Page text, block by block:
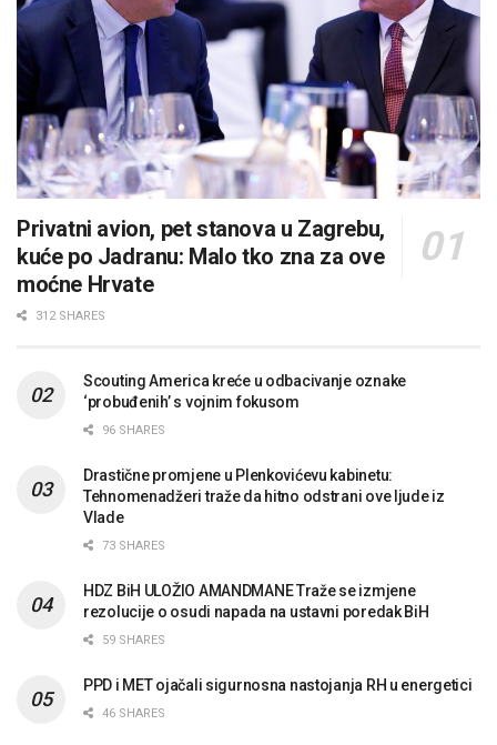
Privatni avion, pet stanova u Zagrebu,
kuće po Jadranu: Malo tko zna za ove
moćne Hrvate
312 SHARES
Scouting America kreće u odbacivanje oznake
‘probuđenih’ s vojnim fokusom
96 SHARES
Drastične promjene u Plenkovićevu kabinetu:
Tehnomenadžeri traže da hitno odstrani ove ljude iz
Vlade
73 SHARES
HDZ BiH ULOŽIO AMANDMANE Traže se izmjene
rezolucije o osudi napada na ustavni poredak BiH
59 SHARES
PPD i MET ojačali sigurnosna nastojanja RH u energetici
46 SHARES